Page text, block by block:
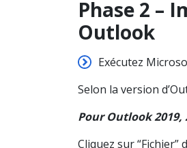
Phase 2 –
Outlook
Exécutez
Selon la version
Pour Outlook 2019,
Cliquez sur “Fichier”